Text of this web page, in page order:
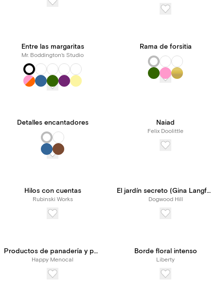
Entre las margaritas
Mr. Boddington's Studio
Rama de forsitia
Detalles encantadores Naiad
Felix Doolittle
Hilos con cuentas
Rubinski Works
El jardín secreto (Gina Langford)
Dogwood Hill
Productos de panadería y pastelería
Happy Menocal
Borde floral intenso
Liberty